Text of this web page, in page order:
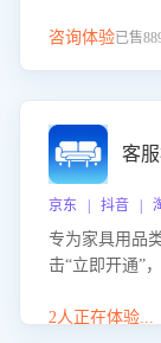
咨询体验已售
客
京东 | 抖音 |
专为家具用品
击“立即开通”
能、尺寸参数
2人正在体验...